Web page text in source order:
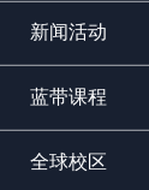
新闻活动
蓝带课程
全球校区